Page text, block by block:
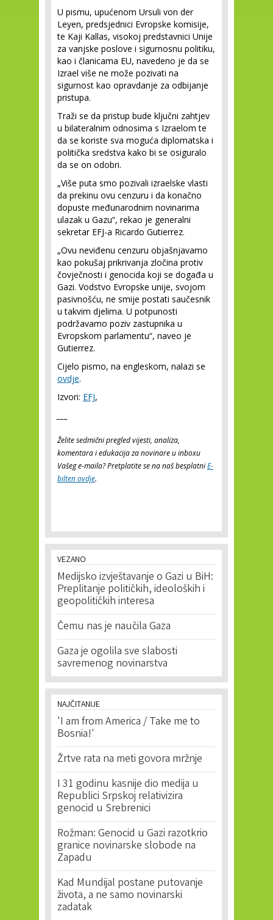
U pismu, upućenom Ursuli von der
Leyen, predsjednici Evropske komisije,
te Kaji Kallas, visokoj predstavnici Unije
za vanjske poslove i sigurnosnu politiku,
kao i članicama EU, navedeno je da se
Izrael više ne može pozivati ​​na
sigurnost kao opravdanje za odbijanje
pristupa.
Traži se da pristup bude ključni zahtjev
u bilateralnim odnosima s Izraelom te
da se koriste sva moguća diplomatska i
politička sredstva kako bi se osiguralo
da se on odobri.
„Više puta smo pozivali izraelske vlasti
da prekinu ovu cenzuru i da konačno
dopuste međunarodnim novinarima
ulazak u Gazu“, rekao je generalni
sekretar EFJ-a Ricardo Gutierrez.
„Ovu neviđenu cenzuru objašnjavamo
kao pokušaj prikrivanja zločina protiv
čovječnosti i genocida koji se događa u
Gazi. Vodstvo Evropske unije, svojom
pasivnošću, ne smije postati saučesnik
u takvim djelima. U potpunosti
podržavamo poziv zastupnika u
Evropskom parlamentu“, naveo je
Gutierrez.
Cijelo pismo, na engleskom, nalazi se
ovdje.
Izvori: EFJ,
Želite sedmični pregled vijesti, analiza,
komentara i edukacija za novinare u inboxu
Vašeg e-maila? Pretplatite se na naš besplatniE-
bilten ovdje.
VEZANO
Medijsko izvještavanje o Gazi u BiH:
Preplitanje političkih, ideoloških i
geopolitičkih interesa
Čemu nas je naučila Gaza
Gaza je ogolila sve slabosti
savremenog novinarstva
NAJČITANIJE
'I am from America / Take me to
Bosnia!'
Žrtve rata na meti govora mržnje
I 31 godinu kasnije dio medija u
Republici Srpskoj relativizira
genocid u Srebrenici
Rožman: Genocid u Gazi razotkrio
granice novinarske slobode na
Zapadu
Kad Mundijal postane putovanje
života, a ne samo novinarski
zadatak